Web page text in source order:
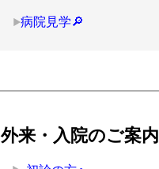
病院見学🔎
外来・入院のご案内